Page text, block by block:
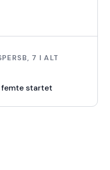
, 7 I ALT
startet